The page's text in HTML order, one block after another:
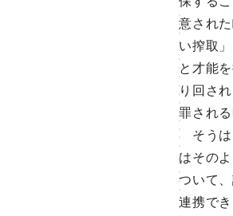
意され
い搾取
と才能
り回さ
罪され
そうは
はその
ついて
連携で